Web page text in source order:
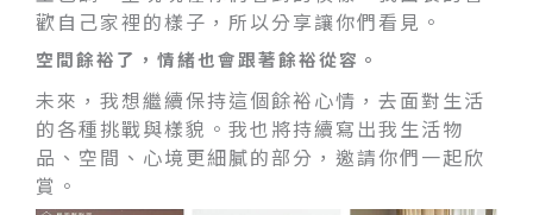
歡自己家裡的樣子，所以分享讓你們看見。
空間餘裕了，情緒也會跟著餘裕從容。
未來，我想繼續保持這個餘裕心情，去面對生活
的各種挑戰與樣貌。我也將持續寫出我生活物
品、空間、心境更細膩的部分，邀請你們一起欣
賞。